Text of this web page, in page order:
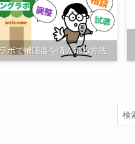
ボで補聴器を購入する方法